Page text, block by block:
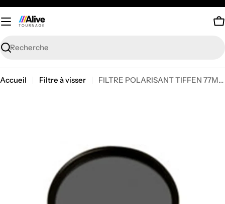
Passer
au
contenu
Recherche
Accueil Filtre à visser
FILTRE POLARISANT TIFFEN 77MM